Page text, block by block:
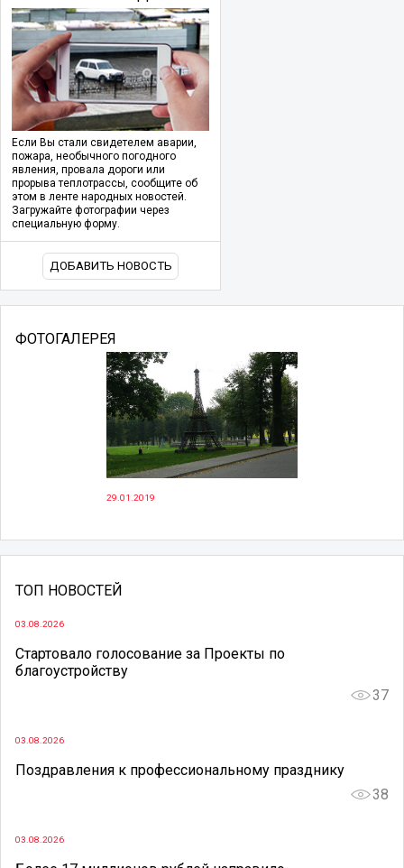
Если Вы стали свидетелем аварии,
пожара, необычного погодного
явления, провала дороги или
прорыва теплотрассы, сообщите об
этом в ленте народных новостей.
Загружайте фотографии через
специальную форму.
ДОБАВИТЬ НОВОСТЬ
ФОТОГАЛЕРЕЯ
29.01.2019
ТОП НОВОСТЕЙ
03.08.2026
Стартовало голосование за Проекты по
благоустройству
37
03.08.2026
Поздравления к профессиональному празднику
38
03.08.2026